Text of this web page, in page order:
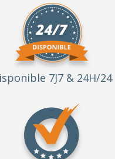
7J7 & 24H/24